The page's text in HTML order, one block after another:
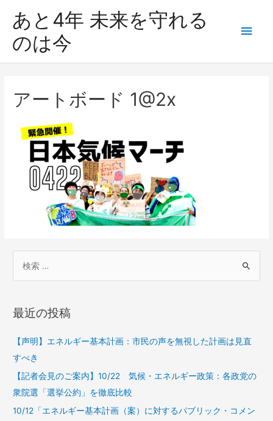
あと4年 未来を守れる
のは今
アートボード 1@2x
最近の投稿
【声明】エネルギー基本計画：市民の声を無視した計画は見直
すべき
【記者会見のご案内】10/22 気候・エネルギー政策：各政党の
衆院選「選挙公約」を徹底比較
10/12「エネルギー基本計画（案）に対するパブリック・コメン